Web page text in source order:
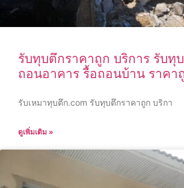
รับทุบตึกราคาถูก บริการ รับทุ
ถอนอาคาร รื้อถอนบ้าน ราคา
รับเหมาทุบตึก.com รับทุบตึกราคาถูก บริกา
ดูเพิ่มเติม »